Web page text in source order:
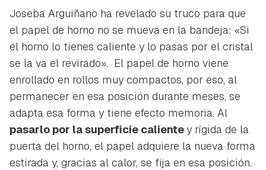
Joseba Arguiñano ha revelado su truco para que
el papel de horno no se mueva en la bandeja: «Si
el horno lo tienes caliente y lo pasas por el cristal
se la va el revirado». El papel de horno viene
enrollado en rollos muy compactos, por eso, al
permanecer en esa posición durante meses, se
adapta esa forma y tiene efecto memoria. Al
pasarlo por la superficie calientey rígida de la
puerta del horno, el papel adquiere la nueva forma
estirada y, gracias al calor, se fija en esa posición.